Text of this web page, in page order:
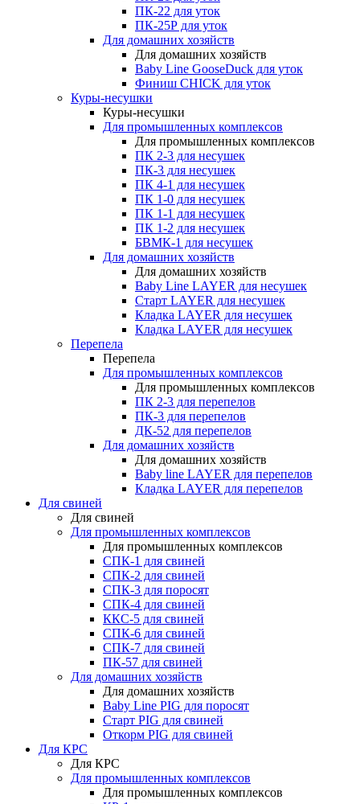
ПК-22 для уток
ПК-25Р для уток
Для домашних хозяйств
Для домашних хозяйств
Baby Line GooseDuck для уток
Финиш CHICK для уток
Куры-несушки
Куры-несушки
Для промышленных комплексов
Для промышленных комплексов
ПК 2-3 для несушек
ПК-3 для несушек
ПК 4-1 для несушек
ПК 1-0 для несушек
ПК 1-1 для несушек
ПК 1-2 для несушек
БВМК-1 для несушек
Для домашних хозяйств
Для домашних хозяйств
Baby Line LAYER для несушек
Старт LAYER для несушек
Кладка LAYER для несушек
Кладка LAYER для несушек
Перепела
Перепела
Для промышленных комплексов
Для промышленных комплексов
ПК 2-3 для перепелов
ПК-3 для перепелов
ДК-52 для перепелов
Для домашних хозяйств
Для домашних хозяйств
Baby line LAYER для перепелов
Кладка LAYER для перепелов
Для свиней
Для свиней
Для промышленных комплексов
Для промышленных комплексов
СПК-1 для свиней
СПК-2 для свиней
СПК-3 для поросят
СПК-4 для свиней
ККС-5 для свиней
СПК-6 для свиней
СПК-7 для свиней
ПК-57 для свиней
Для домашних хозяйств
Для домашних хозяйств
Baby Line PIG для поросят
Старт PIG для свиней
Откорм PIG для свиней
Для КРС
Для КРС
Для промышленных комплексов
Для промышленных комплексов